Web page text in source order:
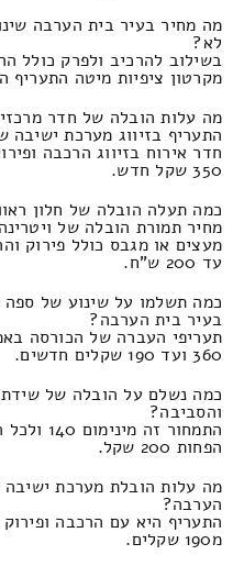
מה מחיר בעיר בית הערבה
לא?
בשילוב להרכיב ולפרק כולל
מקרטון ציפיות מיטה התעריף הינו 550 ועד 190
מה עלות הובלה של חדר מרכזי AS IS בבית הערבה והסביבה?
התעריף בזיווג מערכת ישיבה
350 שקל חדש.
כמה תעלה הובלה של חלון
מחיר תמורת הובלה של
עד 200 ש"ח.
כמה תשלמו על שינוע של ספה
בעיר בית הערבה?
תעריפי העברה של הכורסה
360 ועד 190 שקלים חדשים.
כמה נשלם על הובלה של
והסביבה?
הפחות 200 שקל.
מה עלות הובלת מערכת
הערבה?
התעריף היא עם הרכבה
מ190 שקלים.